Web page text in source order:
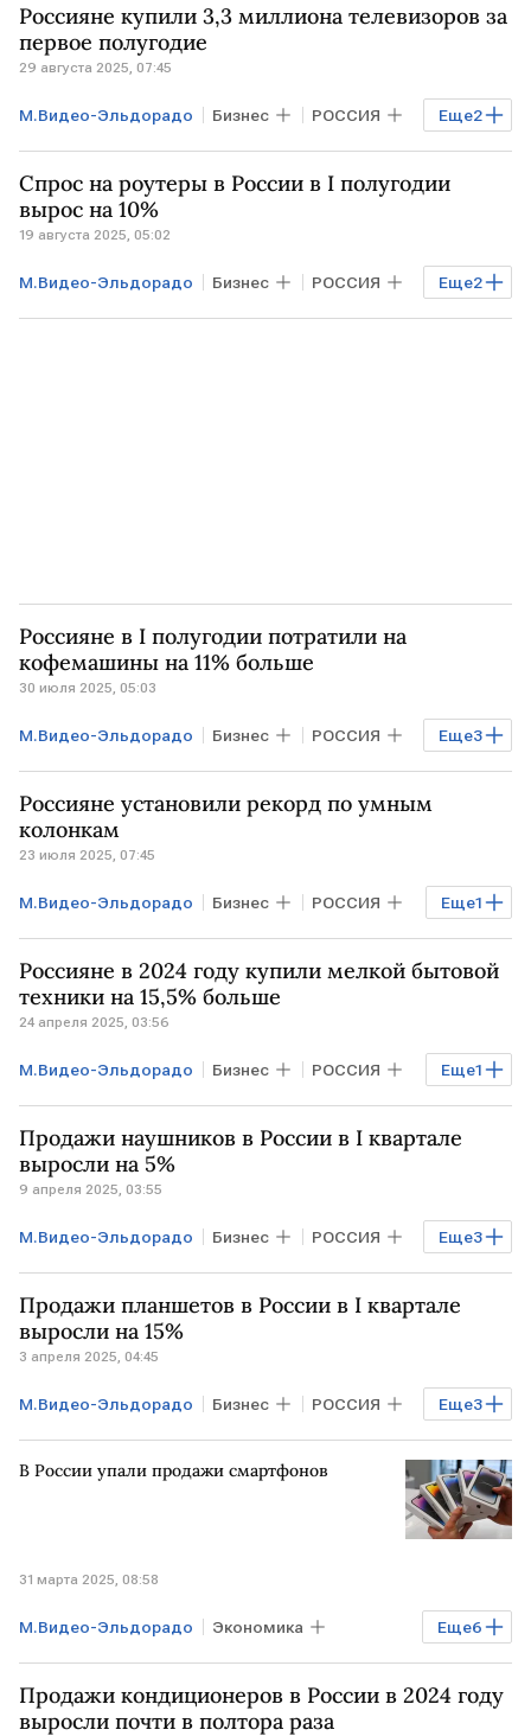
Россияне купили 3,3 миллиона телевизоров за
первое полугодие
29 августа 2025, 07:45
Еще2
М.Видео-Эльдорадо Бизнес РОССИЯ
Яндекс Xiaomi
Спрос на роутеры в России в I полугодии
вырос на 10%
19 августа 2025, 05:02
Еще2
М.Видео-Эльдорадо Бизнес РОССИЯ
Huawei Xiaomi
Россияне в I полугодии потратили на
кофемашины на 11% больше
30 июля 2025, 05:03
Еще3
М.Видео-Эльдорадо Бизнес РОССИЯ
МОСКВА САНКТ-ПЕТЕРБУРГ
ЕКАТЕРИНБУРГ
Россияне установили рекорд по умным
колонкам
23 июля 2025, 07:45
Еще1
М.Видео-Эльдорадо Бизнес РОССИЯ
Яндекс
Россияне в 2024 году купили мелкой бытовой
техники на 15,5% больше
24 апреля 2025, 03:56
Еще1
М.Видео-Эльдорадо Бизнес РОССИЯ
МОСКВА
Продажи наушников в России в I квартале
выросли на 5%
9 апреля 2025, 03:55
Еще3
М.Видео-Эльдорадо Бизнес РОССИЯ
МОСКВА Huawei Apple
Продажи планшетов в России в I квартале
выросли на 15%
3 апреля 2025, 04:45
Еще3
М.Видео-Эльдорадо Бизнес РОССИЯ
МОСКВА Huawei Samsung
В России упали продажи смартфонов
31 марта 2025, 08:58
Еще6
М.Видео-Эльдорадо Экономика
смартфоны Apple Samsung
Бизнес РОССИЯ
Продажи кондиционеров в России в 2024 году
выросли почти в полтора раза